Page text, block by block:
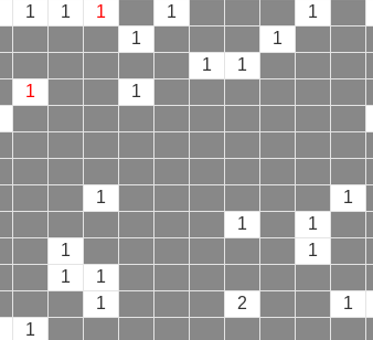
1 1 1 1 1
1 1
1 1
1 1
1 1
1 1
1 1
1 1
1 2 1
1